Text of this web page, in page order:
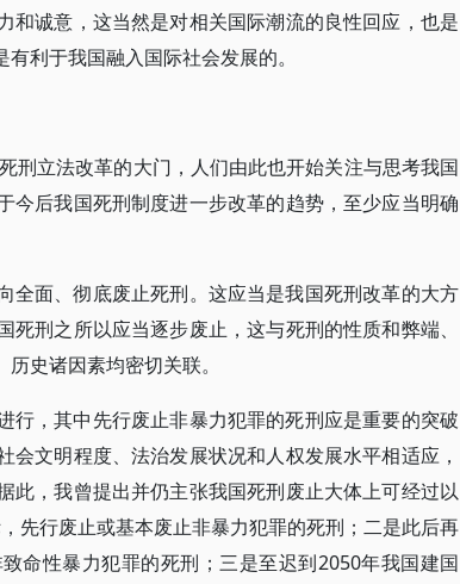
和诚意，这当然是对相关国际潮流的良性回应，也是
利于我国融入国际社会发展的。
刑立法改革的大门，人们由此也开始关注与思考我国
今后我国死刑制度进一步改革的趋势，至少应当明确
全面、彻底废止死刑。这应当是我国死刑改革的大方
刑之所以应当逐步废止，这与死刑的性质和弊端、
史诸因素均密切关联。
行，其中先行废止非暴力犯罪的死刑应是重要的突破
文明程度、法治发展状况和人权发展水平相适应，
此，我曾提出并仍主张我国死刑废止大体上可经过以
先行废止或基本废止非暴力犯罪的死刑；二是此后再
命性暴力犯罪的死刑；三是至迟到2050年我国建国